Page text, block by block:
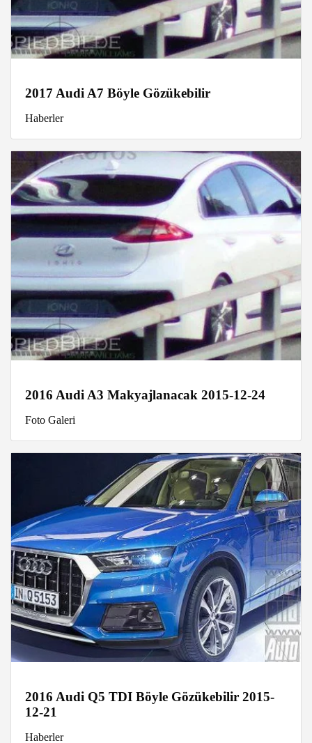
2017 Audi A7 Böyle Gözükebilir
Haberler
2016 Audi A3 Makyajlanacak 2015-12-24
Foto Galeri
2016 Audi Q5 TDI Böyle Gözükebilir 2015-
12-21
Haberler